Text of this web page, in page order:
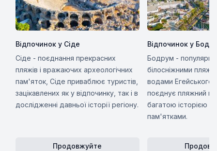
Відпочинок у Сіде
Сіде - поєднання прекрасних
пляжів і вражаючих археологічних
пам'яток, Сіде приваблює туристів,
зацікавлених як у відпочинку, так і в
дослідженні давньої історії регіону.
Продовжуйте
Відпочинок у
Бодрум -
білосніжними
водами Егейського
поєднує пляжний
багатою історією
пам'ятками.